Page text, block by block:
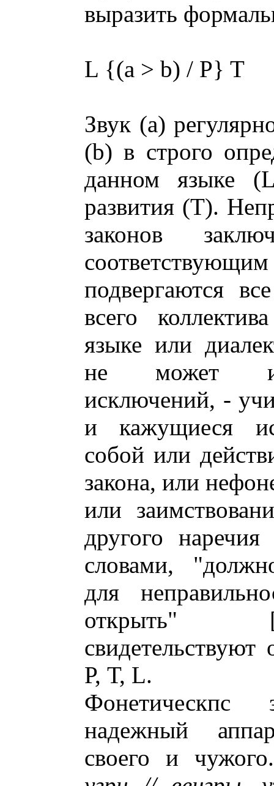
выразить
L {(a > b) / P} T
Звук (а)
(b) в строго
данном языке
развития (Т).
законов
подвергаются
всего
языке или
не может
исключений, -
и кажущиеся
собой или
закона, или
или
другого
словами,
для
открыть"
Р, Т, L.
надежный
своего и